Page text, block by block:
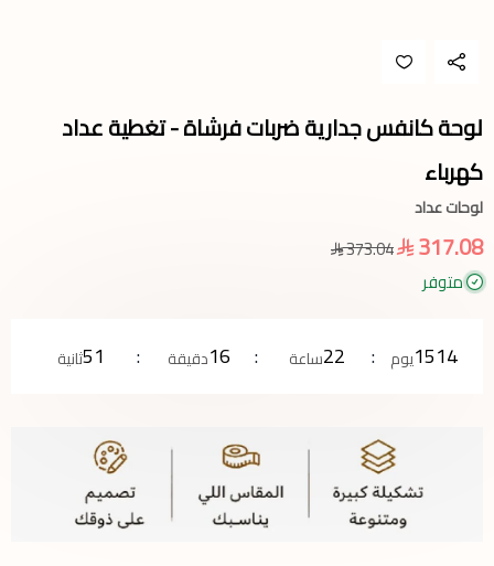
لوحة كانفس جدارية ضربات فرشاة - تغطية عداد
كهرباء
لوحات عداد
317.08
373.04
متوفر
51ثانية 16دقيقة 22ساعة 1514يوم